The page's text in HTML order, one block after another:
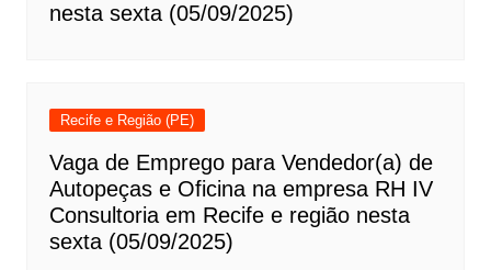
nesta sexta (05/09/2025)
Recife e Região (PE)
Vaga de Emprego para Vendedor(a) de
Autopeças e Oficina na empresa RH IV
Consultoria em Recife e região nesta
sexta (05/09/2025)